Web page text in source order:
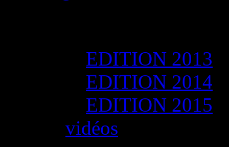
EDITION 2013
EDITION 2014
EDITION 2015
vidéos